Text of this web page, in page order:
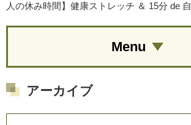
人の休み時間】健康ストレッチ ＆ 15分 de
Menu
アーカイブ